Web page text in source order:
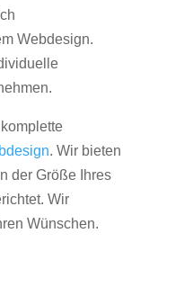
Webdesign.
. Wir bieten
der Größe Ihres
Wir
Wünschen.